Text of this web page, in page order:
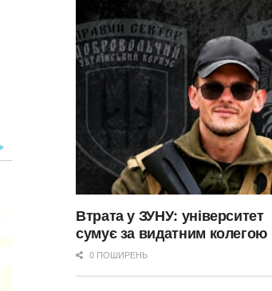
Втрата у ЗУНУ: університет
сумує за видатним колегою
0 ПОШИРЕНЬ